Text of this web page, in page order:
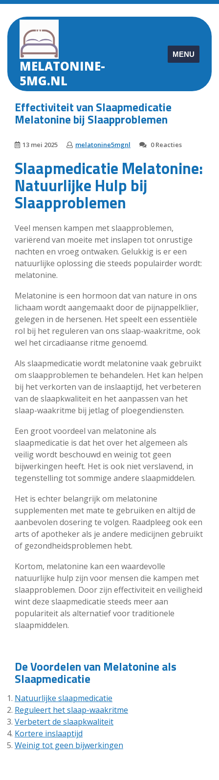
Skip
content
MELATONINE-
5MG.NL
MENU
Effectiviteit van Slaapmedicatie
Melatonine bij Slaapproblemen
13 mei 2025 melatonine5mgnl 0 Reacties
Slaapmedicatie Melatonine:
Natuurlijke Hulp bij
Slaapproblemen
Veel mensen kampen met slaapproblemen,
variërend van moeite met inslapen tot onrustige
nachten en vroeg ontwaken. Gelukkig is er een
natuurlijke oplossing die steeds populairder wordt:
melatonine.
Melatonine is een hormoon dat van nature in ons
lichaam wordt aangemaakt door de pijnappelklier,
gelegen in de hersenen. Het speelt een essentiële
rol bij het reguleren van ons slaap-waakritme, ook
wel het circadiaanse ritme genoemd.
Als slaapmedicatie wordt melatonine vaak gebruikt
om slaapproblemen te behandelen. Het kan helpen
bij het verkorten van de inslaaptijd, het verbeteren
van de slaapkwaliteit en het aanpassen van het
slaap-waakritme bij jetlag of ploegendiensten.
Een groot voordeel van melatonine als
slaapmedicatie is dat het over het algemeen als
veilig wordt beschouwd en weinig tot geen
bijwerkingen heeft. Het is ook niet verslavend, in
tegenstelling tot sommige andere slaapmiddelen.
Het is echter belangrijk om melatonine
supplementen met mate te gebruiken en altijd de
aanbevolen dosering te volgen. Raadpleeg ook een
arts of apotheker als je andere medicijnen gebruikt
of gezondheidsproblemen hebt.
Kortom, melatonine kan een waardevolle
natuurlijke hulp zijn voor mensen die kampen met
slaapproblemen. Door zijn effectiviteit en veiligheid
wint deze slaapmedicatie steeds meer aan
populariteit als alternatief voor traditionele
slaapmiddelen.
De Voordelen van Melatonine als
Slaapmedicatie
Natuurlijke slaapmedicatie
Reguleert het slaap-waakritme
Verbetert de slaapkwaliteit
Kortere inslaaptijd
Weinig tot geen bijwerkingen